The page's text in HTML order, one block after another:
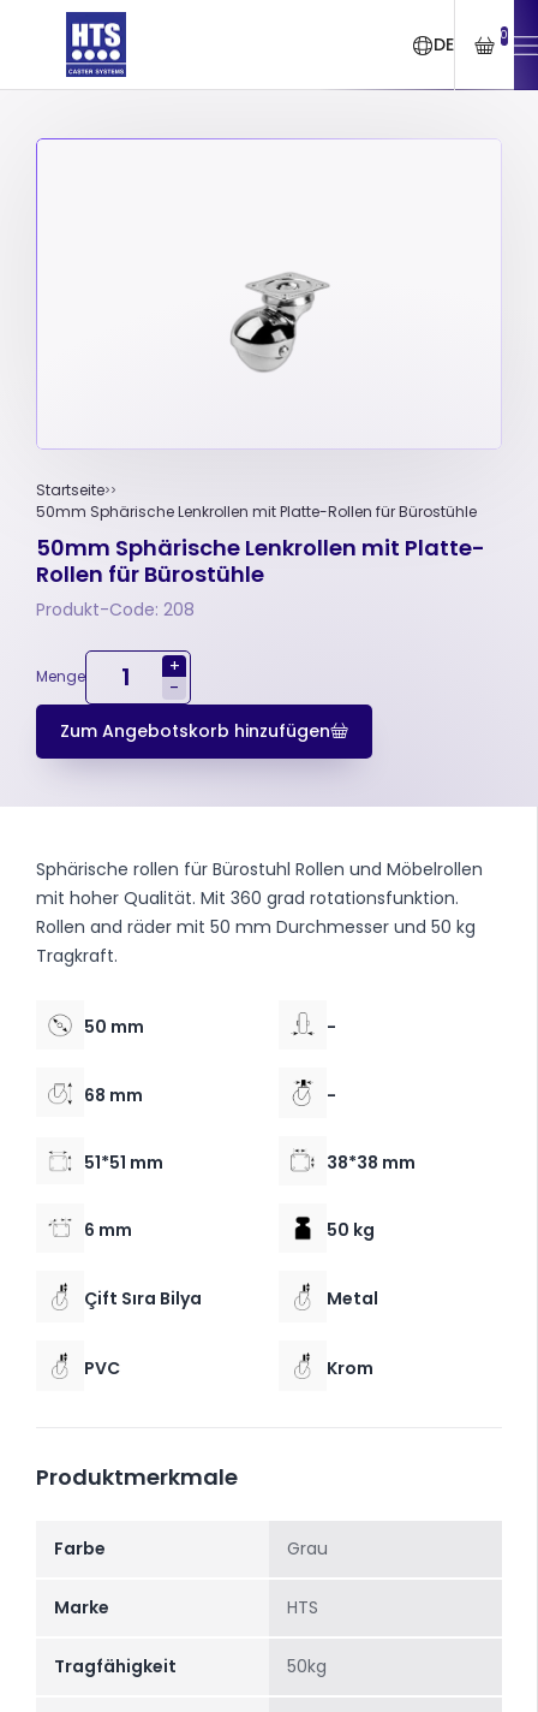
DE 0
Startseite
50mm Sphärische Lenkrollen mit Platte-Rollen für Bürostühle
50mm Sphärische Lenkrollen mit Platte-
Rollen für Bürostühle
Produkt-Code: 208
Menge
+
-
Zum Angebotskorb hinzufügen
Sphärische rollen für Bürostuhl Rollen und Möbelrollen
mit hoher Qualität. Mit 360 grad rotationsfunktion.
Rollen and räder mit 50 mm Durchmesser und 50 kg
Tragkraft.
50 mm -
68 mm -
51*51 mm 38*38 mm
6 mm 50 kg
Çift Sıra Bilya Metal
PVC Krom
Produktmerkmale
Farbe Grau
Marke HTS
Tragfähigkeit 50kg